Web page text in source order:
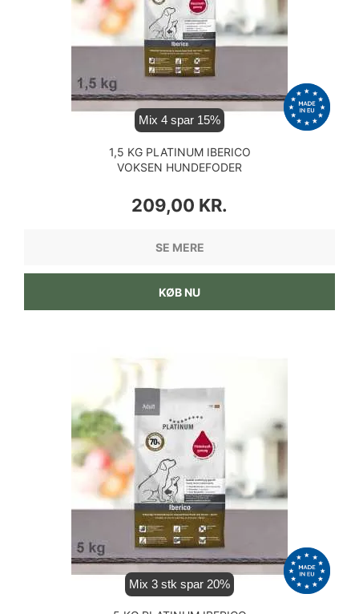
Mix 4 spar 15%
1,5 KG PLATINUM IBERICO
VOKSEN HUNDEFODER
PRIS
209,00 KR.
SE MERE
KØB NU
Mix 3 stk spar 20%